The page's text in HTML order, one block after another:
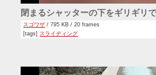
閉まるシャッターの下をギリギリ
スゴワザ / 795 KB / 20 frames
[tags] スライディング